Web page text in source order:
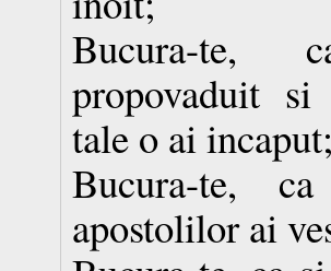
Bucura-te,
propovaduit
tale o ai
Bucura-te,
apostolilor ai